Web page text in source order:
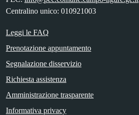
Centralino unico: 010921003
Leggi le FAQ
Prenotazione appuntamento
Segnalazione disservizio
Richiesta assistenza
Amministrazione trasparente
Informativa privacy